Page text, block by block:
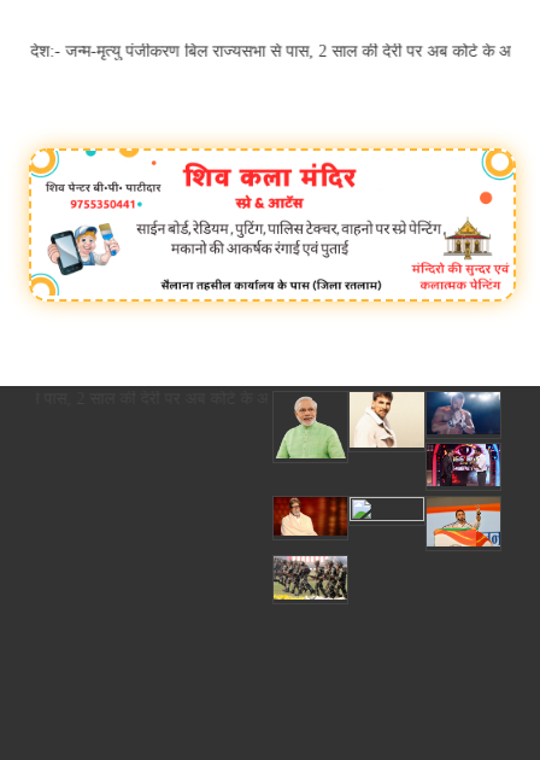
मृत्यु पंजीकरण बिल राज्यसभा से पास, 2 साल की देरी पर अब कोर्ट के आदेश से ही
साल की देरी पर अब कोर्ट के आदेश से ही होगा रजिस्ट्रेशन chief editor Uttam